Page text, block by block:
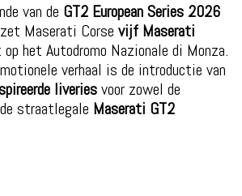
van de GT2 European Series 2026
zet Maserati Corse vijf Maserati
het Autodromo Nazionale di Monza.
verhaal is de introductie van
liveriesvoor zowel de
straatlegale Maserati GT2